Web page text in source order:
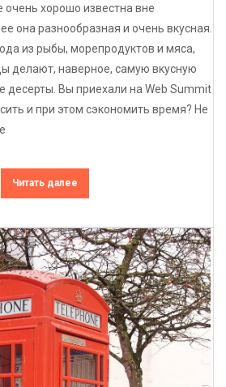
очень хорошо известна вне
она разнообразная и очень вкусная.
из рыбы, морепродуктов и мяса,
делают, наверное, самую вкусную
десерты. Вы приехали на Web Summit
и при этом сэкономить время? Не
Читать далее